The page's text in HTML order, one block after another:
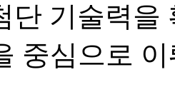
단 기술력을
중심으로